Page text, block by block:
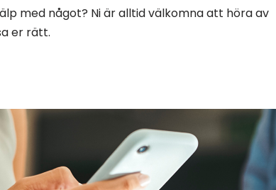
med något? Ni är alltid välkomna att höra av
er rätt.